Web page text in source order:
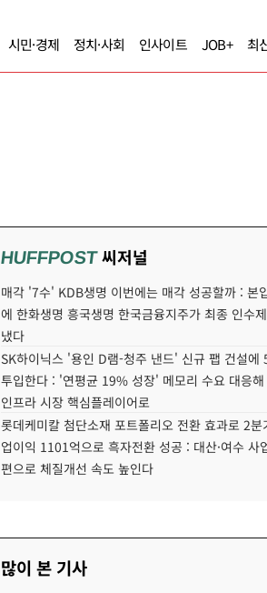
시민·경제 정치·사회 인사이트 JOB+ 최
HUFFPOST씨저널
매각 '7수' KDB생명 이번에는 매각 성공할까 : 본
에 한화생명 흥국생명 한국금융지주가 최종 인수
냈다
SK하이닉스 '용인 D램-청주 낸드' 신규 팹 건설에
투입한다 : '연평균 19% 성장' 메모리 수요 대응
인프라 시장 핵심플레이어로
롯데케미칼 첨단소재 포트폴리오 전환 효과로 2분
업이익 1101억으로 흑자전환 성공 : 대산·여수 사
편으로 체질개선 속도 높인다
많이 본 기사